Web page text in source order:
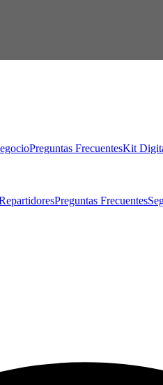
Preguntas FrecuentesKit
Preguntas Frecuentes